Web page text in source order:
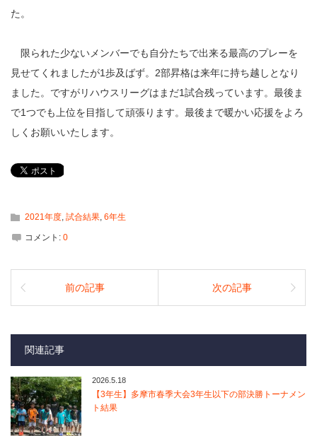
た。
限られた少ないメンバーでも自分たちで出来る最高のプレーを
見せてくれましたが1歩及ばず。2部昇格は来年に持ち越しとなり
ました。ですがリハウスリーグはまだ1試合残っています。最後ま
で1つでも上位を目指して頑張ります。最後まで暖かい応援をよろ
しくお願いいたします。
2021年度, 試合結果, 6年生
コメント: 0
前の記事 次の記事
関連記事
2026.5.18
【3年生】多摩市春季大会3年生以下の部決勝トーナメン
ト結果